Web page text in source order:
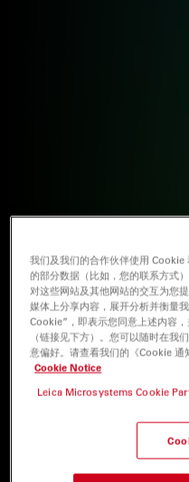
我们及我们的合作伙伴使用
的部分数据（比如，您的联系方式
对这些网站及其他网站的交互为您
媒体上分享内容，展开分析并衡量
Cookie”，即表示您同意上述内容
（链接见下方）。您可以随时在我
意偏好。请查看我们的《Cookie
Cookie Notice
Leica Microsystems Cookie